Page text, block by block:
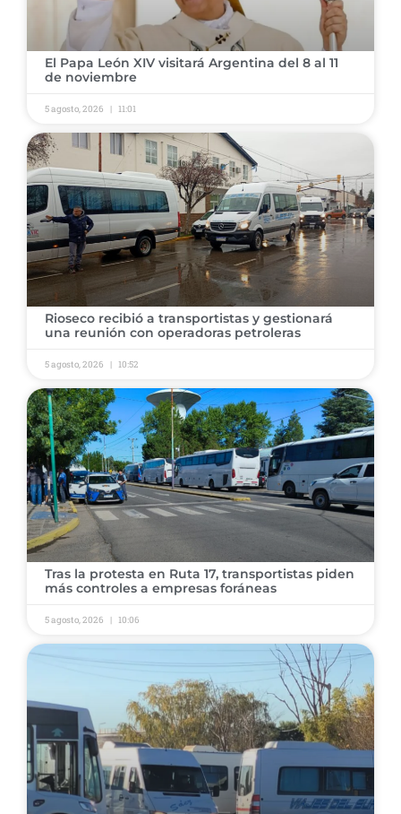
El Papa León XIV visitará Argentina del 8 al 11
de noviembre
5 agosto, 2026 11:01
Rioseco recibió a transportistas y gestionará
una reunión con operadoras petroleras
5 agosto, 2026 10:52
Tras la protesta en Ruta 17, transportistas piden
más controles a empresas foráneas
5 agosto, 2026 10:06